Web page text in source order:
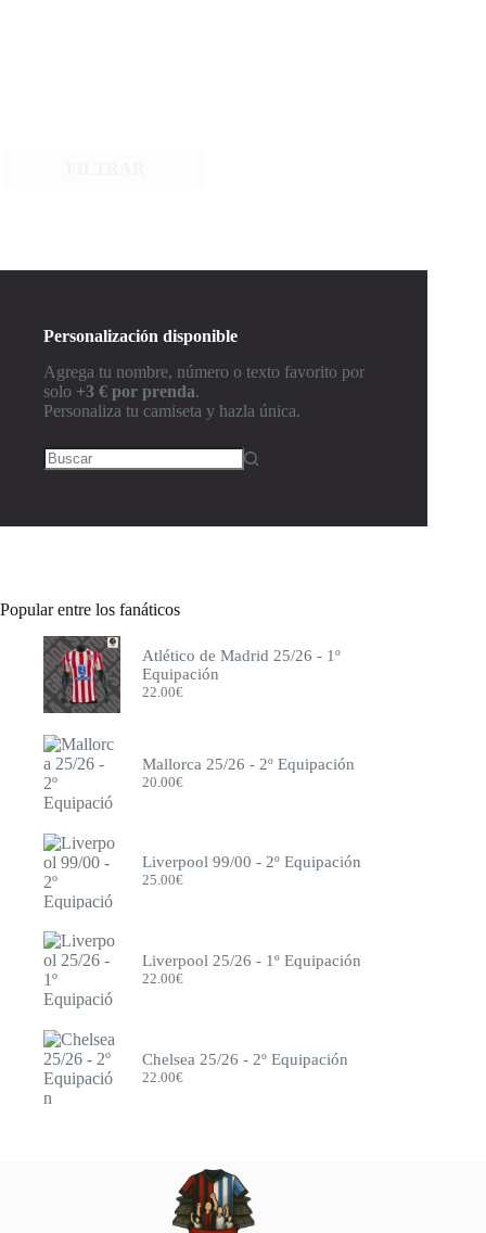
Personalización disponible
Agrega tu nombre, número o texto favorito por
solo +3 € por prenda.
Personaliza tu camiseta y hazla única.
Popular entre los fanáticos
Atlético de Madrid 25/26 - 1º
Equipación
22.00€
Mallorca 25/26 - 2º Equipación
20.00€
Liverpool 99/00 - 2º Equipación
25.00€
Liverpool 25/26 - 1º Equipación
22.00€
Chelsea 25/26 - 2º Equipación
22.00€